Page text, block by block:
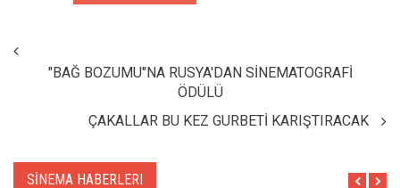
"BAĞ BOZUMU"NA RUSYA'DAN SİNEMATOGRAFİ
ÖDÜLÜ
ÇAKALLAR BU KEZ GURBETİ KARIŞTIRACAK
SİNEMA HABERLERI